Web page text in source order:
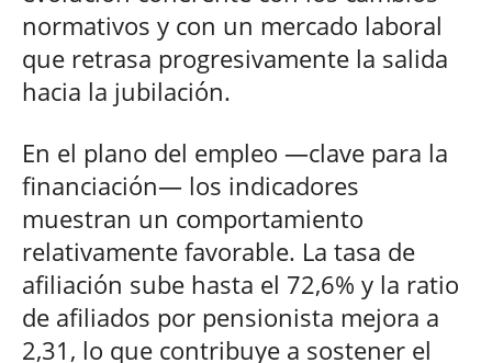
normativos y con un mercado laboral
que retrasa progresivamente la salida
hacia la jubilación.
En el plano del empleo —clave para la
financiación— los indicadores
muestran un comportamiento
relativamente favorable. La tasa de
afiliación sube hasta el 72,6% y la ratio
de afiliados por pensionista mejora a
2,31, lo que contribuye a sostener el